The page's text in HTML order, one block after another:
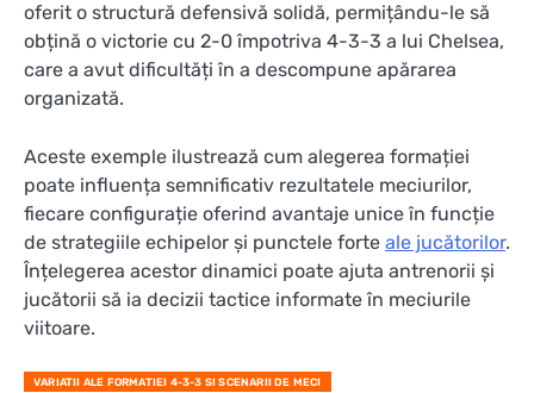
oferit o structură defensivă solidă, permițându-le să
obțină o victorie cu 2-0 împotriva 4-3-3 a lui Chelsea,
care a avut dificultăți în a descompune apărarea
organizată.
Aceste exemple ilustrează cum alegerea formației
poate influența semnificativ rezultatele meciurilor,
fiecare configurație oferind avantaje unice în funcție
de strategiile echipelor și punctele forte ale jucătorilor.
Înțelegerea acestor dinamici poate ajuta antrenorii și
jucătorii să ia decizii tactice informate în meciurile
viitoare.
VARIATII ALE FORMATIEI 4-3-3 SI SCENARII DE MECI